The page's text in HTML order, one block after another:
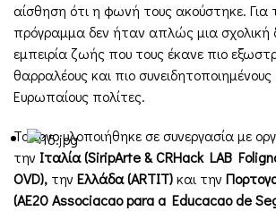
αίσθηση ότι η φωνή τους ακούστηκε. Για
πρόγραμμα δεν ήταν απλώς μια σχολική
εμπειρία ζωής που τους έκανε πιο
θαρραλέους και πιο
Ευρωπαίους πολίτες.
Το έργο υλοποιήθηκε σε συνεργασία με
την Ιταλία (SiripArte &CRHack LAB
OVD), την Ελλάδα (ARTIT)και την
(AE20Associacao para a Educacao de